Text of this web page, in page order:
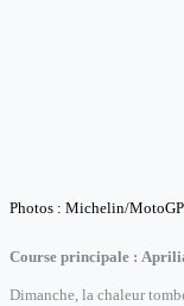
Photos : Michelin/
Course principale :
Dimanche, la chaleur